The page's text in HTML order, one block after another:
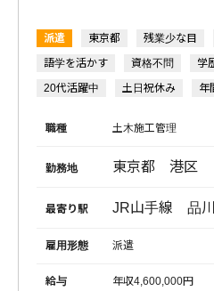
派遣 東京都 残業少な目
語学を活かす
資格不問 学
20代活躍中
土日祝休み 年
職種 土木施工管理
勤務地 東京都 港区
最寄り駅 JR山手線 品
雇用形態 派遣
給与
年収4,600,000円
かんた
プライバシーポリシー
労働派遣事業に関する情報公開に
© 2021 ACT Engine All